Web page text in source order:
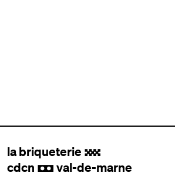
la briqueterie .
cdcn , val-de-marne